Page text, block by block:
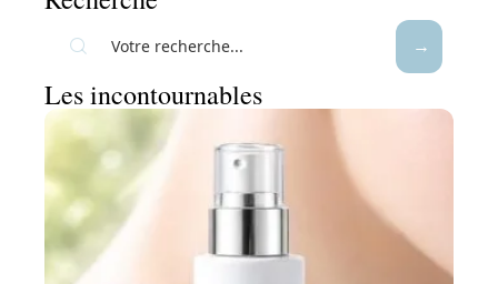
Les incontournables